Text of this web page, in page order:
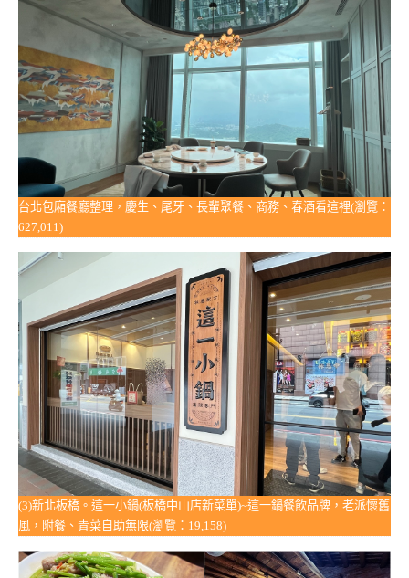
台北包廂餐廳整理，慶生、尾牙、長輩聚餐、商務、春酒看這裡(瀏覽：
627,011)
(3)新北板橋。這一小鍋(板橋中山店新菜單)~這一鍋餐飲品牌，老派懷舊
風，附餐、青菜自助無限(瀏覽：19,158)